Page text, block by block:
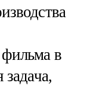
в
задача,